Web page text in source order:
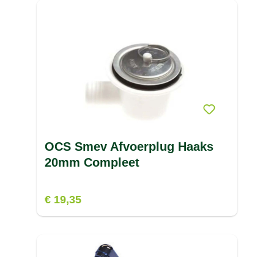
OCS Smev Afvoerplug Haaks
20mm Compleet
€ 19,35